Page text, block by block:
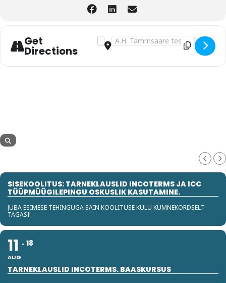
Get
Directions
Address - Juhi finantskursus -
Destination Address - Juhi
SISEKOOLITUS: TARNEKLAUSLID INCOTERMS JA ICC
TÜÜPMÜÜGILEPINGU OSKUSLIK KASUTAMINE.
JUBA ESIMESE TEHINGUGA SAIN KOOLITUSE KULU KÜMNEKORDSELT
TAGASI!
11
AUG
18
TARNEKLAUSLID INCOTERMS. BAASKURSUS